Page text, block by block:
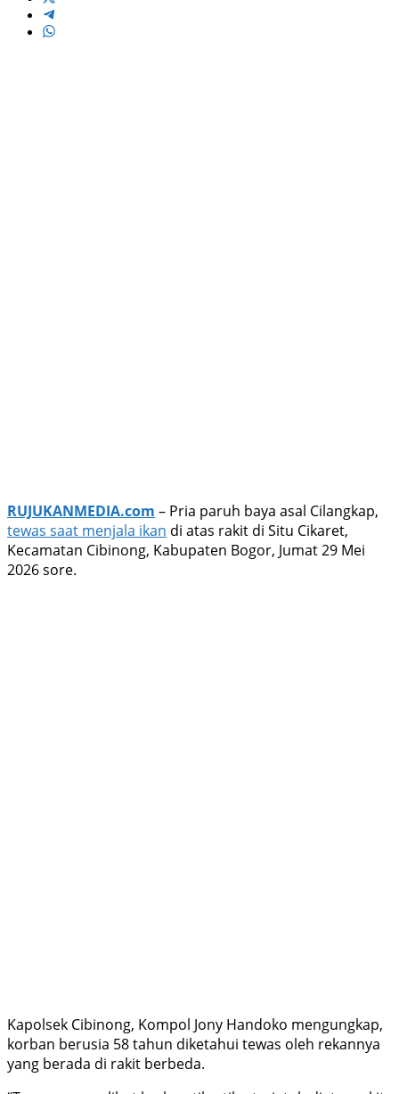
RUJUKANMEDIA.com – Pria paruh baya asal Cilangkap,
tewas saat menjala ikan di atas rakit di Situ Cikaret,
Kecamatan Cibinong, Kabupaten Bogor, Jumat 29 Mei
2026 sore.
Kapolsek Cibinong, Kompol Jony Handoko mengungkap,
korban berusia 58 tahun diketahui tewas oleh rekannya
yang berada di rakit berbeda.